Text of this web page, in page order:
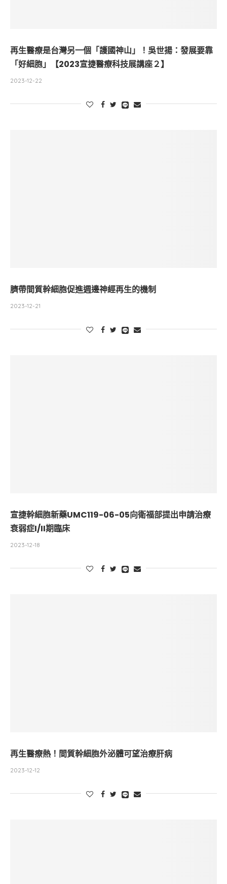
再生醫療是台灣另一個「護國神山」！吳世揚：發展要靠
「好細胞」【2023宣捷醫療科技展講座２】
2023-12-22
臍帶間質幹細胞促進週邊神經再生的機制
2023-12-21
宣捷幹細胞新藥UMC119-06-05向衛福部提出申請治療
衰弱症I/II期臨床
2023-12-18
再生醫療熱！間質幹細胞外泌體可望治療肝病
2023-12-12